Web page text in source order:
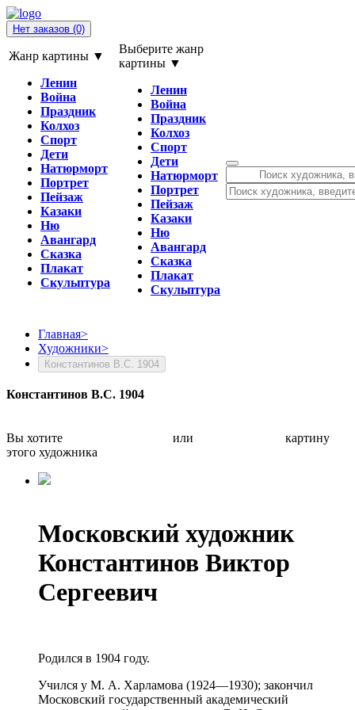
Нет заказов (0)
Жанр картины ▼
Ленин
Война
Праздник
Колхоз
Спорт
Дети
Натюрморт
Портрет
Пейзаж
Казаки
Ню
Авангард
Сказка
Плакат
Скульптура
Выберите жанр
картины ▼
Ленин
Война
Праздник
Колхоз
Спорт
Дети
Натюрморт
Портрет
Пейзаж
Казаки
Ню
Авангард
Сказка
Плакат
Скульптура
Главная>
Художники>
Константинов В.С. 1904
Константинов В.С. 1904
Вы хотите или
картину
этого художника
Московский художник
Константинов Виктор
Сергеевич
Родился в 1904 году.
Учился у М. А. Харламова (1924—1930); закончил
Московский государственный академический